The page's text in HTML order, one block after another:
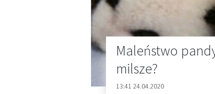
Maleństwo
milsze?
13:41 24.04.2020